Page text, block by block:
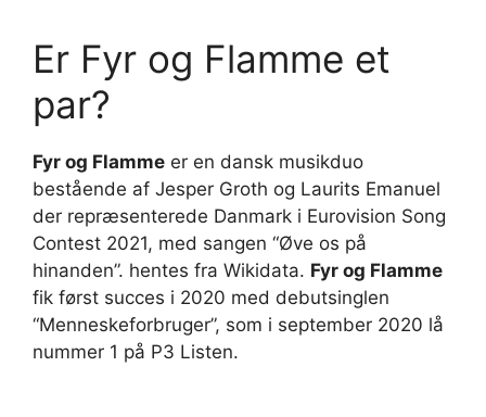
Er Fyr og Flamme et
par?
Fyr og Flamme er en dansk musikduo
bestående af Jesper Groth og Laurits Emanuel
der repræsenterede Danmark i Eurovision Song
Contest 2021, med sangen “Øve os på
hinanden”. hentes fra Wikidata. Fyr og Flamme
fik først succes i 2020 med debutsinglen
“Menneskeforbruger”, som i september 2020 lå
nummer 1 på P3 Listen.